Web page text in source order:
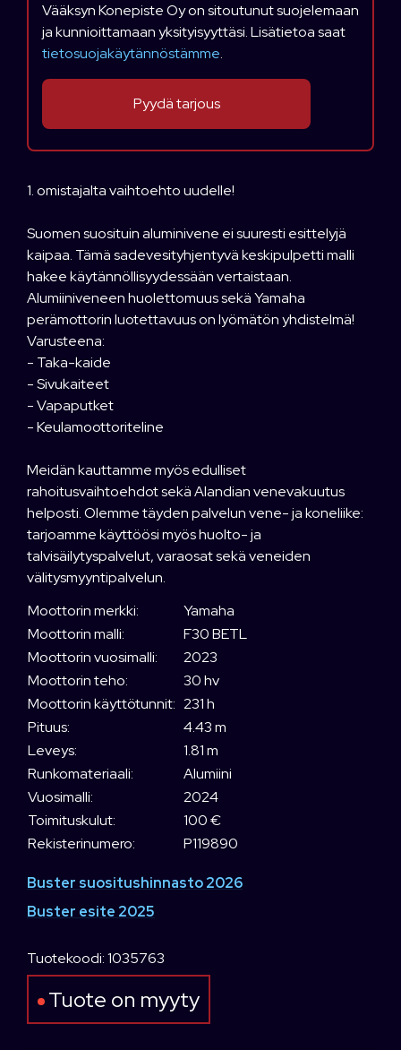
Vääksyn Konepiste Oy on sitoutunut suojelemaan
ja kunnioittamaan yksityisyyttäsi. Lisätietoa saat
tietosuojakäytännöstämme.
1. omistajalta vaihtoehto uudelle!
Suomen suosituin aluminivene ei suuresti esittelyjä
kaipaa. Tämä sadevesityhjentyvä keskipulpetti malli
hakee käytännöllisyydessään vertaistaan.
Alumiiniveneen huolettomuus sekä Yamaha
perämottorin luotettavuus on lyömätön yhdistelmä!
Varusteena:
- Taka-kaide
- Sivukaiteet
- Vapaputket
- Keulamoottoriteline
Meidän kauttamme myös edulliset
rahoitusvaihtoehdot sekä Alandian venevakuutus
helposti. Olemme täyden palvelun vene- ja koneliike:
tarjoamme käyttöösi myös huolto- ja
talvisäilytyspalvelut, varaosat sekä veneiden
välitysmyyntipalvelun.
Moottorin merkki:
Yamaha
Moottorin malli:
F30 BETL
Moottorin vuosimalli:
2023
Moottorin teho:
30 hv
Moottorin käyttötunnit: 231 h
Pituus:
4.43 m
Leveys:
1.81 m
Runkomateriaali:
Alumiini
Vuosimalli:
2024
Toimituskulut:
100 €
Rekisterinumero:
P119890
Buster suositushinnasto 2026
Buster esite 2025
Tuotekoodi: 1035763
Tuote on myyty